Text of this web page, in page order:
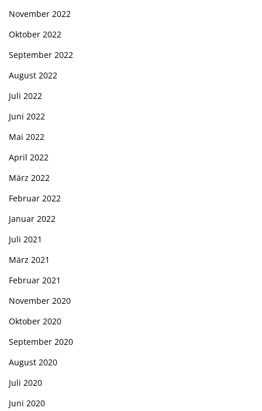
November 2022
Oktober 2022
September 2022
August 2022
Juli 2022
Juni 2022
Mai 2022
April 2022
März 2022
Februar 2022
Januar 2022
Juli 2021
März 2021
Februar 2021
November 2020
Oktober 2020
September 2020
August 2020
Juli 2020
Juni 2020